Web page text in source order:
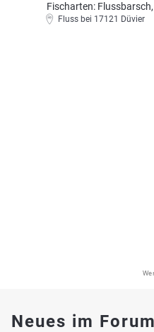
Fischarten: Flussbarsch,
Fluss bei 17121 Düvier
Neues im Forum